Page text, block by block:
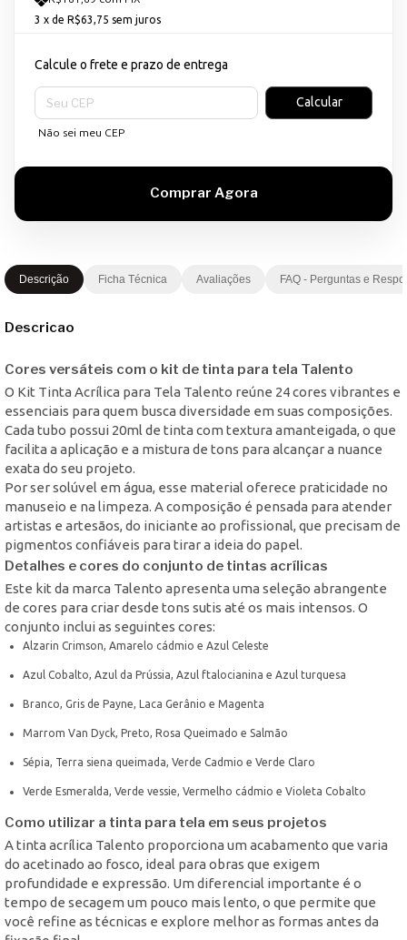
3 x de R$63,75 sem juros
Calcule o frete e prazo de entrega
Entregas para o CEP:
Calcular
Não sei meu CEP
Descrição Ficha Técnica Avaliações FAQ - Perguntas e
Descricao
Cores versáteis com o kit de tinta para tela Talento
O Kit Tinta Acrílica para Tela Talento reúne 24 cores vibrantes e
essenciais para quem busca diversidade em suas composições.
Cada tubo possui 20ml de tinta com textura amanteigada, o que
facilita a aplicação e a mistura de tons para alcançar a nuance
exata do seu projeto.
Por ser solúvel em água, esse material oferece praticidade no
manuseio e na limpeza. A composição é pensada para atender
artistas e artesãos, do iniciante ao profissional, que precisam de
pigmentos confiáveis para tirar a ideia do papel.
Detalhes e cores do conjunto de tintas acrílicas
Este kit da marca Talento apresenta uma seleção abrangente
de cores para criar desde tons sutis até os mais intensos. O
conjunto inclui as seguintes cores:
Alzarin Crimson, Amarelo cádmio e Azul Celeste
Azul Cobalto, Azul da Prússia, Azul ftalocianina e Azul turquesa
Branco, Gris de Payne, Laca Gerânio e Magenta
Marrom Van Dyck, Preto, Rosa Queimado e Salmão
Sépia, Terra siena queimada, Verde Cadmio e Verde Claro
Verde Esmeralda, Verde vessie, Vermelho cádmio e Violeta Cobalto
Como utilizar a tinta para tela em seus projetos
A tinta acrílica Talento proporciona um acabamento que varia
do acetinado ao fosco, ideal para obras que exigem
profundidade e expressão. Um diferencial importante é o
tempo de secagem um pouco mais lento, o que permite que
você refine as técnicas e explore melhor as formas antes da